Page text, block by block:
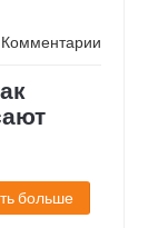
больше